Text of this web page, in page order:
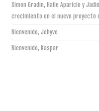
Simon Gradin, Haile Aparicio y
crecimiento en el nuevo proyecto
Bienvenido, Jehyve
Bienvenido, Kaspar